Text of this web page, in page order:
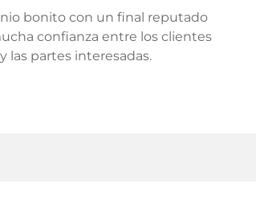
bonito con un final reputado
confianza entre los clientes
y las partes interesadas.